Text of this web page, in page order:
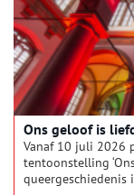
Ons geloof is
Vanaf 10 juli 2026
tentoonstelling
queergeschiedenis